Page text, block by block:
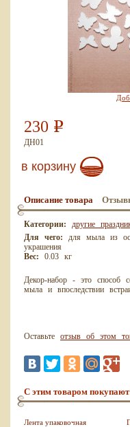
230 Р
ДН01
в корзину
Описание товара
Категории: другие
Для чего:
для мыла из
украшения
Вес:
0.03 кг
Декор-набор - это способ
мыла и впоследствии
Оставьте отзыв об этом
С этим товаром
Лента упаковочная